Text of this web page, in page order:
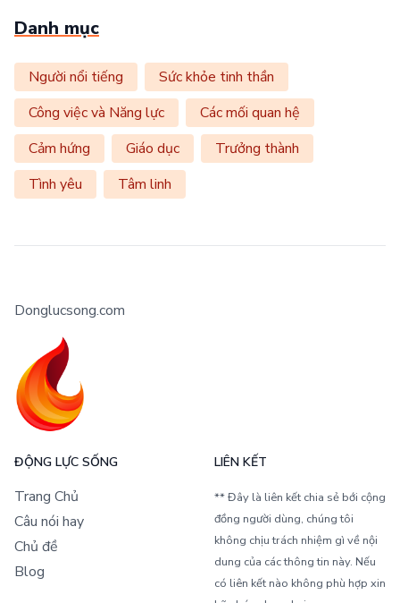
Danh mục
Người nổi tiếng
Sức khỏe tinh thần
Công việc và Năng lực
Các mối quan hệ
Cảm hứng
Giáo dục
Trưởng thành
Tình yêu
Tâm linh
Donglucsong.com
ĐỘNG LỰC SỐNG
Trang Chủ
Câu nói hay
Chủ đề
Blog
LIÊN KẾT
** Đây là liên kết chia sẻ bới cộng
đồng người dùng, chúng tôi
không chịu trách nhiệm gì về nội
dung của các thông tin này. Nếu
có liên kết nào không phù hợp xin